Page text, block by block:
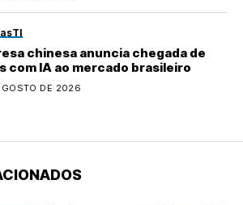
TI
chinesa anuncia chegada de
com IA ao mercado brasileiro
DE 2026